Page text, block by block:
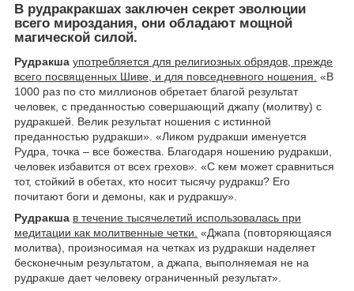
В рудракракшах заключен секрет эволюции
всего мироздания, они обладают мощной
магической силой.
Рудракша употребляется для религиозных обрядов, прежде
всего посвященных Шиве, и для повседневного ношения. «В
1000 раз по сто миллионов обретает благой результат
человек, с преданностью совершающий джапу (молитву) с
рудракшей. Велик результат ношения с истинной
преданностью рудракши». «Ликом рудракши именуется
Рудра, точка – все божества. Благодаря ношению рудракши,
человек избавится от всех грехов». «С кем может сравниться
тот, стойкий в обетах, кто носит тысячу рудракш? Его
почитают боги и демоны, как и рудракшу».
Рудракша в течение тысячелетий использовалась при
медитации как молитвенные четки. «Джапа (повторяющаяся
молитва), произносимая на четках из рудракши наделяет
бесконечным результатом, а джапа, выполняемая не на
рудракше дает человеку ограниченный результат».